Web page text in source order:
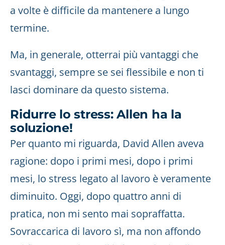
a volte è difficile da mantenere a lungo
termine.
Ma, in generale, otterrai più vantaggi che
svantaggi, sempre se sei flessibile e non ti
lasci dominare da questo sistema.
Ridurre lo stress: Allen ha la
soluzione!
Per quanto mi riguarda, David Allen aveva
ragione: dopo i primi mesi, dopo i primi
mesi, lo stress legato al lavoro è veramente
diminuito. Oggi, dopo quattro anni di
pratica, non mi sento mai sopraffatta.
Sovraccarica di lavoro sì, ma non affondo